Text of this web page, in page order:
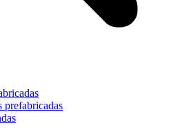
prefabricadas